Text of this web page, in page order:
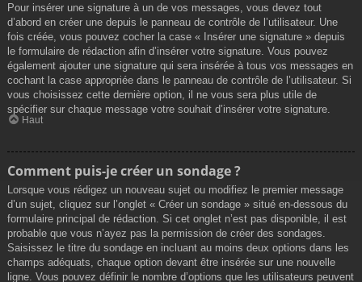
Pour insérer une signature à un de vos messages, vous devez tout
d’abord en créer une depuis le panneau de contrôle de l’utilisateur. Une
fois créée, vous pouvez cocher la case « Insérer une signature » depuis
le formulaire de rédaction afin d’insérer votre signature. Vous pouvez
également ajouter une signature qui sera insérée à tous vos messages en
cochant la case appropriée dans le panneau de contrôle de l’utilisateur. Si
vous choisissez cette dernière option, il ne vous sera plus utile de
spécifier sur chaque message votre souhait d’insérer votre signature.
Haut
Comment puis-je créer un sondage ?
Lorsque vous rédigez un nouveau sujet ou modifiez le premier message
d’un sujet, cliquez sur l’onglet « Créer un sondage » situé en-dessous du
formulaire principal de rédaction. Si cet onglet n’est pas disponible, il est
probable que vous n’ayez pas la permission de créer des sondages.
Saisissez le titre du sondage en incluant au moins deux options dans les
champs adéquats, chaque option devant être insérée sur une nouvelle
ligne. Vous pouvez définir le nombre d’options que les utilisateurs peuvent